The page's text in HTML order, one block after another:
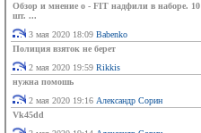
Обзор и мнение о - FIT надфили в наборе. 10
шт. ...
3 мая 2020 18:09 Babenko
Полиция взяток не берет
2 мая 2020 19:59 Rikkis
нужна помошь
2 мая 2020 19:16 Александр Сорин
Vk45dd